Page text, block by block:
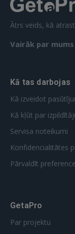
Ātrs veids, kā
Vairāk par mums
Kā tas darbojas
Kā izveidot
Kā kļūt par
Servisa noteikumi
Konfidencialitātes
Pārvaldīt
GetaPro
Par projektu